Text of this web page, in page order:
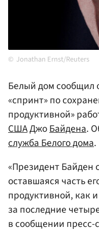
Jonathan Ernst/Reuters
Белый дом сообщил
«спринт» по
продуктивной»
СШАДжоБайдена.
служба Белого дома.
«Президент Байден
оставшаяся часть
продуктивной, как
за последние
в сообщении пресс-